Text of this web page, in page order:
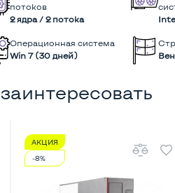
потоков
2 ядра / 2 потока
Операционная система
Win 7 (30 дней)
АКЦИЯ
-8%